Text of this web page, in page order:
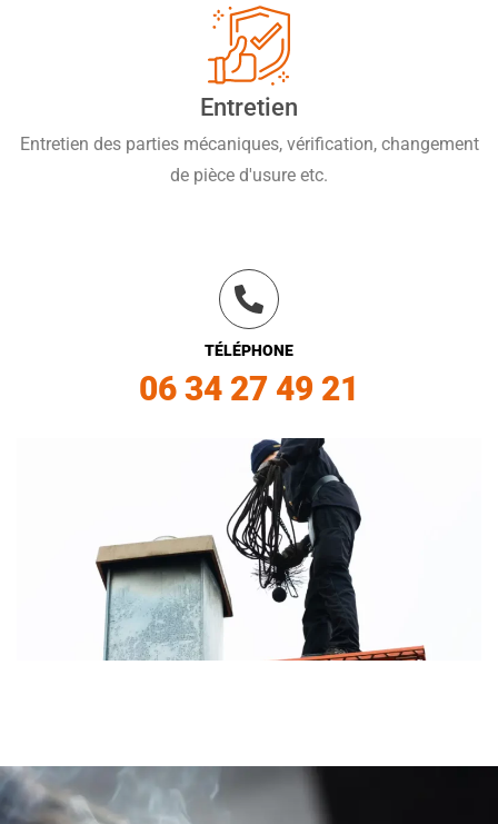
Entretien
Entretien des parties mécaniques, vérification, changement
de pièce d'usure etc.
TÉLÉPHONE
06 34 27 49 21